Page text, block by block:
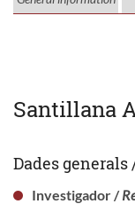
Santillana
Dades generals
Investigador /